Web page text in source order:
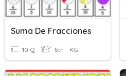
Suma De Fracciones
10 Q 5th - KG